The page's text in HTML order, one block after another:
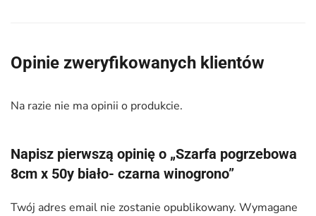
Opinie zweryfikowanych klientów
Na razie nie ma opinii o produkcie.
Napisz pierwszą opinię o „Szarfa pogrzebowa
8cm x 50y biało- czarna winogrono”
Twój adres email nie zostanie opublikowany. Wymagane